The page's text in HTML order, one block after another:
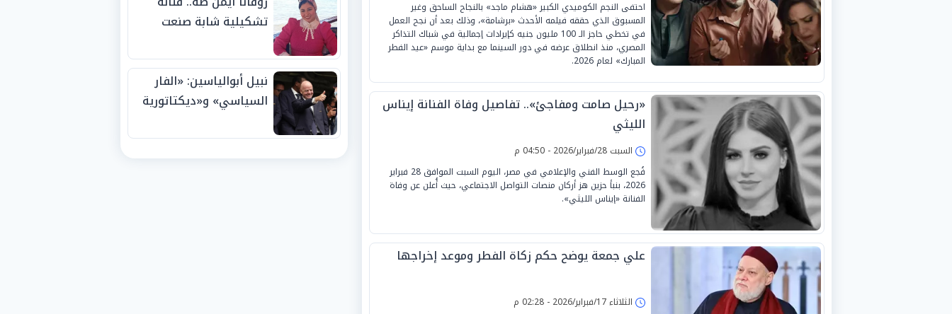
احتفى النجم الكوميدي الكبير «هشام ماجد» بالنجاح الساحق وغير
المسبوق الذي حققه فيلمه الأحدث «برشامة»، وذلك بعد أن نجح العمل
في تخطي حاجز الـ 100 مليون جنيه كإيرادات إجمالية في شباك التذاكر
المصري، منذ انطلاق عرضه في دور السينما مع بداية موسم «عيد الفطر
المبارك» لعام 2026.
«رحيل صامت ومفاجئ».. تفاصيل وفاة الفنانة إيناس
الليثي
السبت 28/فبراير/2026 - 04:50 م
فُجع الوسط الفني والإعلامي في مصر، اليوم السبت الموافق 28 فبراير
2026، بنبأ حزين هز أركان منصات التواصل الاجتماعي، حيث أُعلن عن وفاة
الفنانة «إيناس الليثي».
علي جمعة يوضح حكم زكاة الفطر وموعد إخراجها
الثلاثاء 17/فبراير/2026 - 02:28 م
تشكيلية شابة صنعت
الجوائز منذ الصغر
نبيل أبوالياسين: «الفار
السياسي» و«ديكتاتورية
الفيفا».. وإقالة